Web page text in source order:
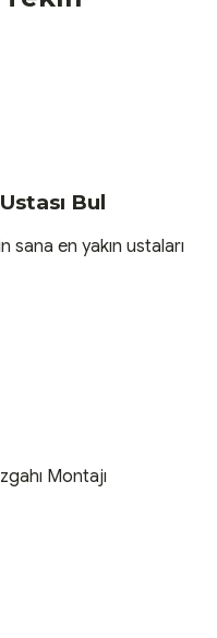
Bul
sana en yakın ustaları
Montajı